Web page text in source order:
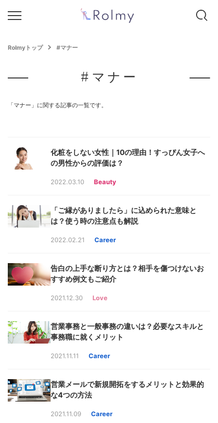
Rolmyトップ #マナー
#マナー
「マナー」に関する記事の一覧です。
化粧をしない女性｜10の理由！すっぴん女子へ
の男性からの評価は？
2022.03.10 Beauty
「ご縁がありましたら」に込められた意味と
は？使う時の注意点も解説
2022.02.21 Career
告白の上手な断り方とは？相手を傷つけないお
すすめ例文もご紹介
2021.12.30 Love
営業事務と一般事務の違いは？必要なスキルと
事務職に就くメリット
2021.11.11 Career
営業メールで新規開拓をするメリットと効果的
な4つの方法
2021.11.09 Career